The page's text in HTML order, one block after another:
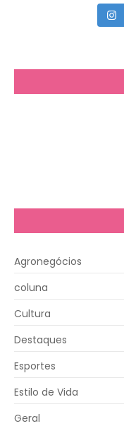
Agronegócios
coluna
Cultura
Destaques
Esportes
Estilo de Vida
Geral